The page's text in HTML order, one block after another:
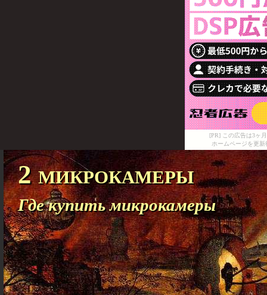
[PR] この広告は3ヶ
ホームページを更
2 микрокамеры
Где купить микрокамеры